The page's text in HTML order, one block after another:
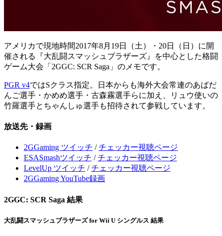
アメリカで現地時間2017年8月19日（土）・20日（日）に開
催される『大乱闘スマッシュブラザーズ』を中心とした格闘
ゲーム大会「2GGC: SCR Saga」のメモです。
PGR v4ではSクラス指定。日本からも海外大会常連のあばだ
んご選手・かめめ選手・古森霧選手らに加え、リュウ使いの
竹羅選手とちゃんしゅ選手も招待されて参戦しています。
放送先・録画
2GGaming ツイッチ /チェッカー視聴ページ
ESASmashツイッチ /チェッカー視聴ページ
LevelUp ツイッチ /チェッカー視聴ページ
2GGaming YouTube録画
2GGC: SCR Saga 結果
大乱闘スマッシュブラザーズ for Wii U シングルス 結果